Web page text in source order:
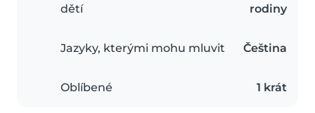
dětí
rodiny
Jazyky, kterými mohu mluvit Čeština
Oblíbené 1 krát